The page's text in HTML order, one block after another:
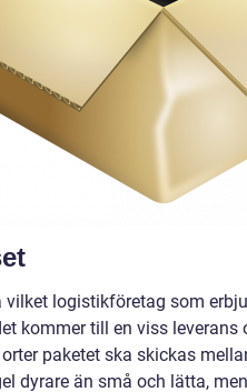
logistikföretag som
kommer till en viss leverans
paketet ska skickas
dyrare än små och lätta,